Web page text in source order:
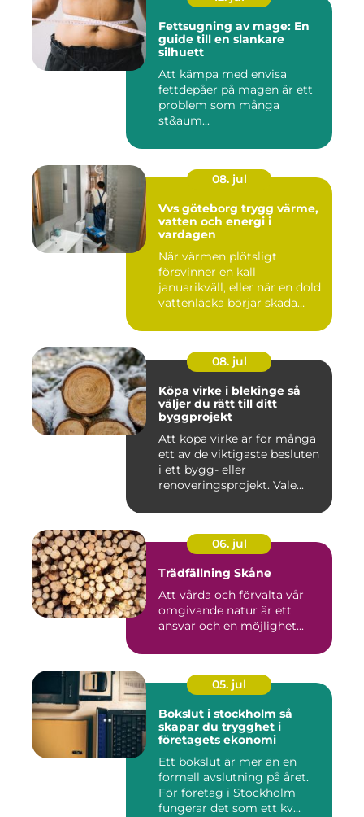
Fettsugning av mage: En
guide till en slankare
silhuett
Att kämpa med envisa
fettdepåer på magen är ett
problem som många
st&aum...
08. jul
Vvs göteborg trygg värme,
vatten och energi i
vardagen
När värmen plötsligt
försvinner en kall
januarikväll, eller när en dold
vattenläcka börjar skada
08. jul
Köpa virke i blekinge så
väljer du rätt till ditt
byggprojekt
Att köpa virke är för många
ett av de viktigaste besluten
i ett bygg- eller
renoveringsprojekt. Vale...
06. jul
Trädfällning Skåne
Att vårda och förvalta vår
omgivande natur är ett
ansvar och en möjlighet...
05. jul
Bokslut i stockholm så
skapar du trygghet i
företagets ekonomi
Ett bokslut är mer än en
formell avslutning på året.
För företag i Stockholm
fungerar det som ett kv...